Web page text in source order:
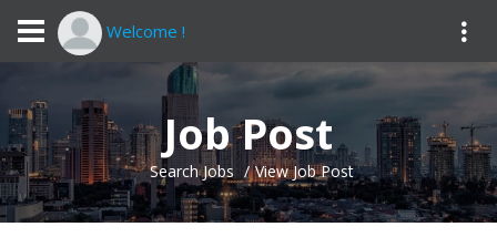
Job Post
Search Jobs View Job Post
Welcome !